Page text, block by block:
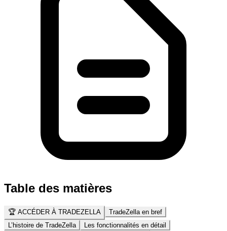
Table des matières
🏆 ACCÉDER À TRADEZELLA
TradeZella en bref
L’histoire de TradeZella
Les fonctionnalités en détail